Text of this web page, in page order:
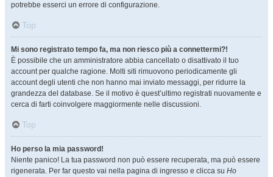
potrebbe esserci un errore di configurazione.
Top
Mi sono registrato tempo fa, ma non riesco più a connettermi?!
È possibile che un amministratore abbia cancellato o disattivato il tuo
account per qualche ragione. Molti siti rimuovono periodicamente gli
account degli utenti che non hanno mai inviato messaggi, per ridurre la
grandezza del database. Se il motivo è quest’ultimo registrati nuovamente e
cerca di farti coinvolgere maggiormente nelle discussioni.
Top
Ho perso la mia password!
Niente panico! La tua password non può essere recuperata, ma può essere
rigenerata. Per far questo vai nella pagina di ingresso e clicca su Ho